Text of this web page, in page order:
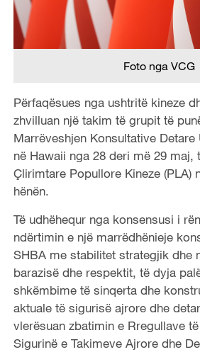
Foto nga VCG
Përfaqësues nga ushtritë kineze
zhvilluan një takim të grupit të
Marrëveshjen Konsultative Detare
në Hawaii nga 28 deri më 29 maj,
Çlirimtare Popullore Kineze (PLA)
hënën.
Të udhëhequr nga konsensusi i
ndërtimin e një marrëdhënieje
SHBA me stabilitet strategjik dhe
barazisë dhe respektit, të dyja
shkëmbime të sinqerta dhe
aktuale të sigurisë ajrore dhe
vlerësuan zbatimin e Rregullave
Sigurinë e Takimeve Ajrore dhe